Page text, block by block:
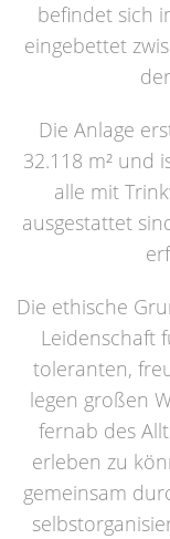
befindet sich
eingebettet
Die Anlage
32.118 m² und
alle mit
ausgestattet
Die ethische
Leidenschaft
toleranten,
legen großen
fernab des
erleben zu
gemeinsam